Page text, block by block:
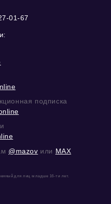
01-67
подписка
@mazov или MAX
для лиц младше 16-ти лет.